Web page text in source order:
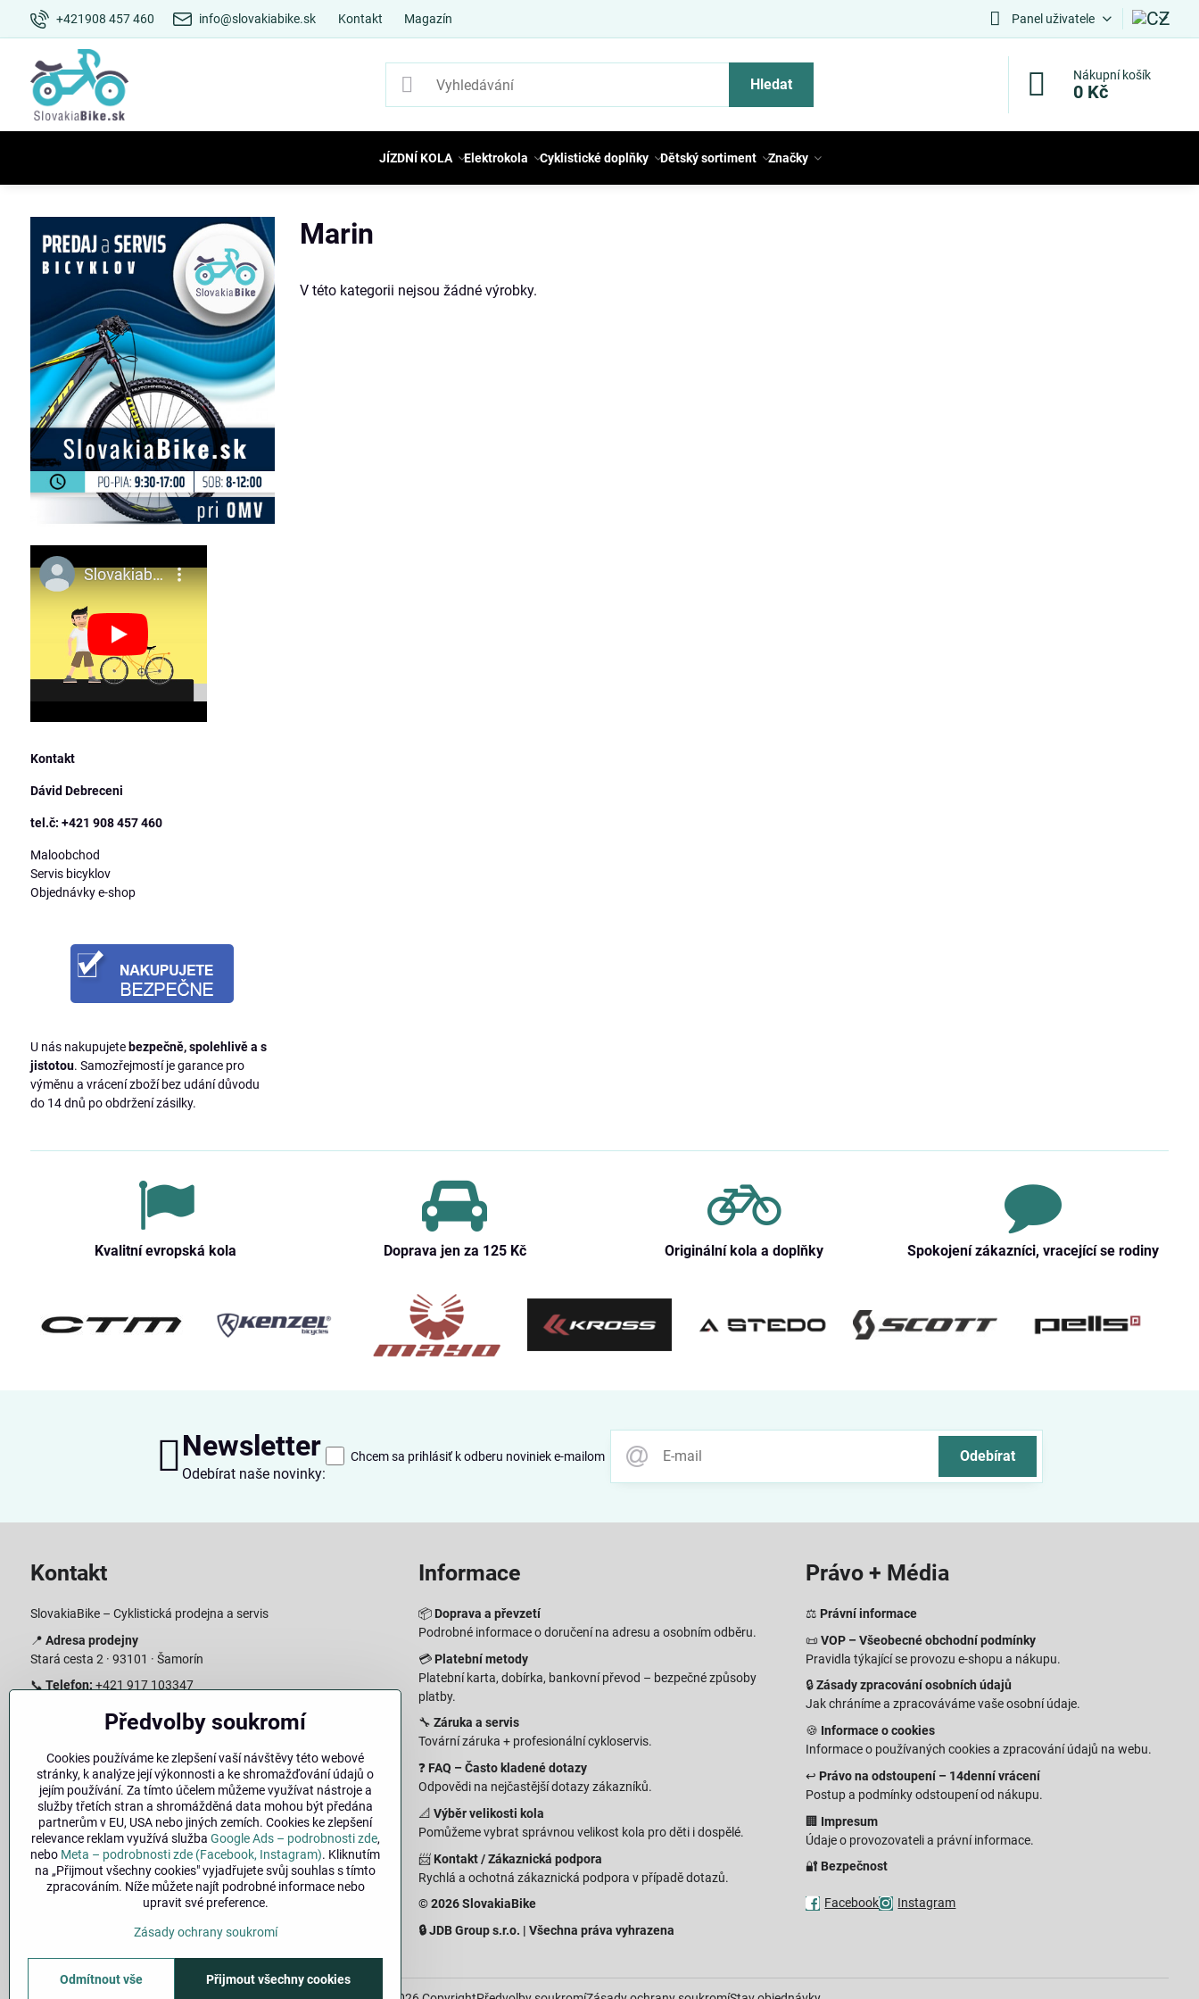
+421908 457 460 info@slovakiabike.sk Kontakt Magazín Panel uživatele
Hledat
Nákupní košík
0 Kč
JÍZDNÍ KOLA Elektrokola Cyklistické doplňky Dětský sortiment Značky
Marin
V této kategorii nejsou žádné výrobky.
Kontakt
Dávid Debreceni
tel.č: +421 908 457 460
Maloobchod
Servis bicyklov
Objednávky e-shop
U nás nakupujete bezpečně, spolehlivě a s
jistotou. Samozřejmostí je garance pro
výměnu a vrácení zboží bez udání důvodu
do 14 dnů po obdržení zásilky.
Kvalitní evropská kola Doprava jen za 125 Kč Originální kola a doplňky Spokojení zákazníci, vracející se rodiny
Newsletter
Odebírat naše novinky:
Odebírat
Chcem sa prihlásiť k odberu noviniek e-mailom
Kontakt
SlovakiaBike – Cyklistická prodejna a servis
📍 Adresa prodejny
Stará cesta 2 · 93101 · Šamorín
📞 Telefon: +421 917 103347
info@slovakiabike.sk
Pondělí–Pátek: 09:00–15:00
Sobota: 09:00–11:00
Neděle: Zavřeno
👉Zobrazit prodejnu na mapě(odkaz na Google Maps)
Informace
📦 Doprava a převzetí
Podrobné informace o doručení na adresu a osobním odběru.
💳 Platební metody
Platební karta, dobírka, bankovní převod – bezpečné způsoby
platby.
🔧 Záruka a servis
Tovární záruka + profesionální cykloservis.
❓ FAQ – Často kladené dotazy
Odpovědi na nejčastější dotazy zákazníků.
📐 Výběr velikosti kola
Pomůžeme vybrat správnou velikost kola pro děti i dospělé.
📨 Kontakt / Zákaznická podpora
Rychlá a ochotná zákaznická podpora v případě dotazů.
© 2026 SlovakiaBike
🔒 JDB Group s.r.o. | Všechna práva vyhrazena
Právo + Média
⚖️ Právní informace
📜VOP – Všeobecné obchodní podmínky
Pravidla týkající se provozu e-shopu a nákupu.
🔒Zásady zpracování osobních údajů
Jak chráníme a zpracováváme vaše osobní údaje.
🍪 Informace o cookies
Informace o používaných cookies a zpracování údajů na webu.
↩️ Právo na odstoupení – 14denní vrácení
Postup a podmínky odstoupení od nákupu.
🏢 Impresum
Údaje o provozovateli a právní informace.
🔐 Bezpečnost
Facebook Instagram
Předvolby soukromí
Cookies používáme ke zlepšení vaší návštěvy této webové
stránky, k analýze její výkonnosti a ke shromažďování údajů o
jejím používání. Za tímto účelem můžeme využívat nástroje a
služby třetích stran a shromážděná data mohou být předána
partnerům v EU, USA nebo jiných zemích. Cookies ke zlepšení
relevance reklam využívá služba Google Ads – podrobnosti zde,
nebo Meta – podrobnosti zde (Facebook, Instagram). Kliknutím
na „Přijmout všechny cookies" vyjadřujete svůj souhlas s tímto
zpracováním. Níže můžete najít podrobné informace nebo
upravit své preference.
Zásady ochrany soukromí
Přijmout všechny cookies
Odmítnout vše